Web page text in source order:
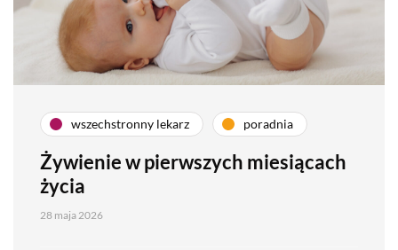
wszechstronny lekarz poradnia
Żywienie w pierwszych miesiącach
życia
28 maja 2026